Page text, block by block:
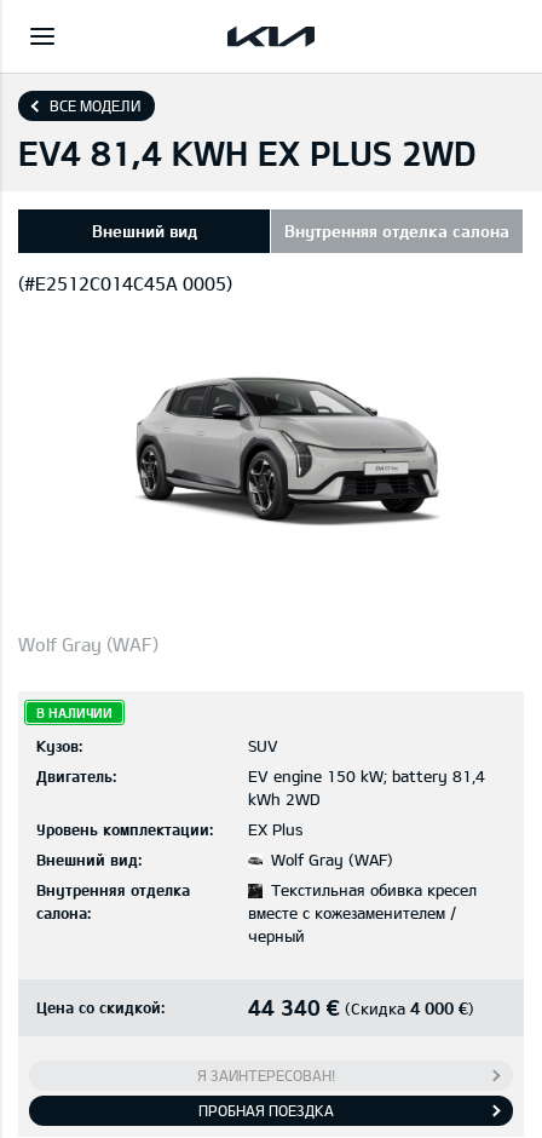
ВСЕ МОДЕЛИ
EV4 81,4 KWH EX PLUS 2WD
Внешний вид Внутренняя отделка салона
(#E2512C014C45A 0005)
Wolf Gray (WAF)
В НАЛИЧИИ
Кузов:
SUV
Двигатель:
EV engine 150 kW; battery 81,4
kWh 2WD
Уровень комплектации:
EX Plus
Внешний вид:
Wolf Gray (WAF)
Внутренняя отделка
салона:
Текстильная обивка кресел
вместе с кожезаменителем /
черный
Цена со скидкой: 44 340 € (Скидка 4 000 €)
Я ЗАИНТЕРЕСОВАН!
ПРОБНАЯ ПОЕЗДКА